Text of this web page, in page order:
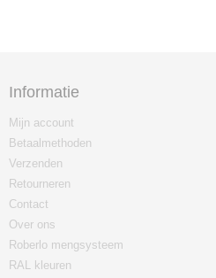
Informatie
Mijn account
Betaalmethoden
Verzenden
Retourneren
Contact
Over ons
Roberlo mengsysteem
RAL kleuren